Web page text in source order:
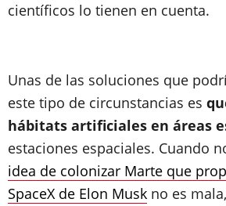
científicos lo tienen en cuenta.
Unas de las soluciones que
este tipo de circunstancias es
hábitats artificiales en áreas
estaciones espaciales. Cuando
idea de colonizar Marte que
SpaceX de Elon Musk no es